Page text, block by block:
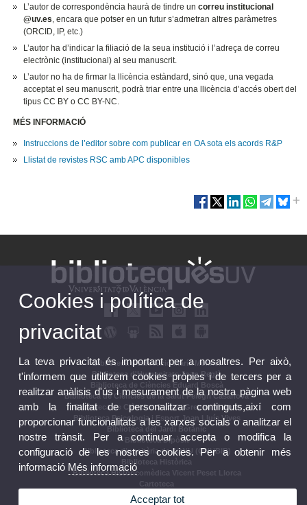
L’autor de correspondència haurà de tindre uncorreu institucional
@uv.es, encara que potser en un futur s’admetran altres paràmetres
(ORCID, IP, etc.)
L’autor ha d’indicar la filiació de la seua institució i l’adreça de correu
electrònic (institucional) al seu manuscrit.
L’autor no ha de firmar la llicència estàndard, sinó que, una vegada
acceptat el seu manuscrit, podrà triar entre una llicència d’accés obert del
tipus CC BY o CC BY-NC.
MÉS INFORMACIÓ
Instruccions de l’editor sobre com publicar en OA sota els acords R&P
Llistat de revistes RSC amb APC disponibles
Biblioteca d'Educació María Moliner
Biblioteca d'Humanitats Joan Reglà
Biblioteca de Ciències Eduard Boscà
Biblioteca de Ciències de la Salut Pelegrí Casanova
Biblioteca de Ciències Socials Gregori Maians
Biblioteca Psicologia i Esport Joan Lluís Vives
Biblioteca del Jardí Botànic
Biblioteca Dipòsit
Biblioteca dipositària de l'ONU (ONUBIB)
Biblioteca Històrica
Biblioteca Historicomèdica Vicent Peset Llorca
Cartoteca
Biblioteca Campus d'Ontinyent
Cookies i política de
privacitat
La teva privacitat és important per a nosaltres. Per això,
t'informem que utilitzem cookies pròpies i de tercers per a
realitzar anàlisis d'ús i mesurament de la nostra pàgina web
amb la finalitat de personalitzar continguts,així com
proporcionar funcionalitats a les xarxes socials o analitzar el
nostre trànsit. Per a continuar accepta o modifica la
configuració de les nostres cookies. Per a obtenir més
informació Més informació
Acceptar tot